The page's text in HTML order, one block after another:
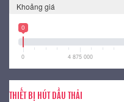
Khoảng giá
0
0 4 875 000
THIẾT BỊ HÚT DẦU THẢI